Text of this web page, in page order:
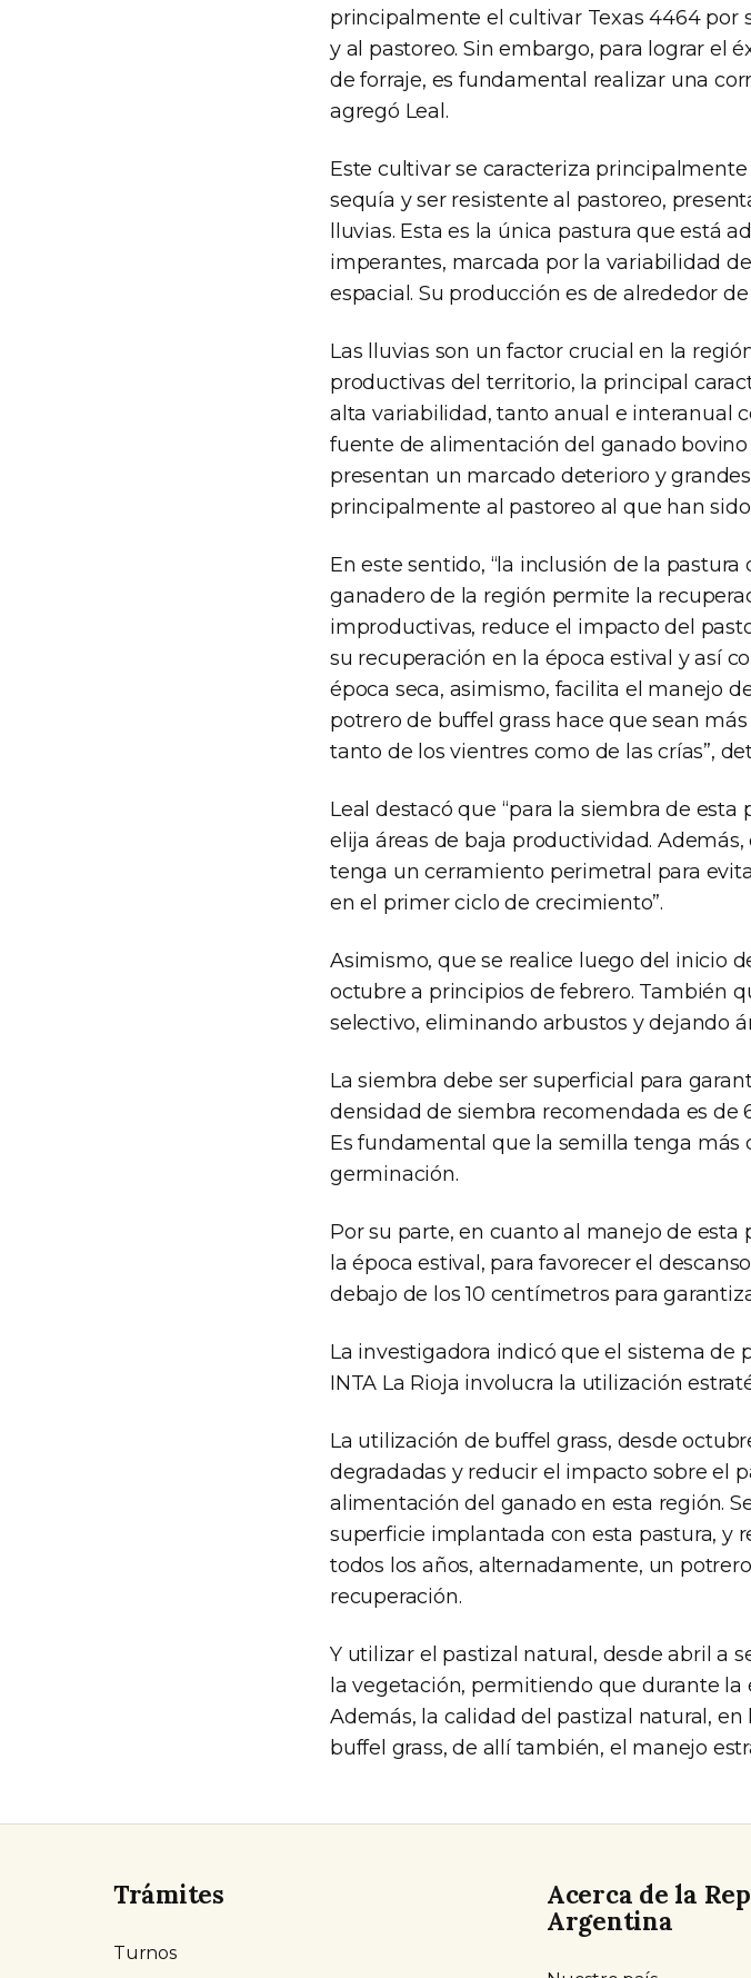
principalmente el cultivar Texas 4464 por
y al pastoreo. Sin embargo, para lograr el
de forraje, es fundamental realizar una
agregó Leal.
Este cultivar se caracteriza
sequía y ser resistente al pastoreo,
lluvias. Esta es la única pastura que está
imperantes, marcada por la variabilidad
espacial. Su producción es de alrededor
Las lluvias son un factor crucial en la
productivas del territorio, la principal
alta variabilidad, tanto anual e interanual
fuente de alimentación del ganado
presentan un marcado deterioro y
principalmente al pastoreo al que han
En este sentido, “la inclusión de la
ganadero de la región permite la
improductivas, reduce el impacto del
su recuperación en la época estival y así
época seca, asimismo, facilita el manejo
potrero de buffel grass hace que sean
tanto de los vientres como de las crías”,
Leal destacó que “para la siembra de
elija áreas de baja productividad.
tenga un cerramiento perimetral para
en el primer ciclo de crecimiento”.
Asimismo, que se realice luego del inicio
octubre a principios de febrero. También
selectivo, eliminando arbustos y dejando
La siembra debe ser superficial para
densidad de siembra recomendada es de
Es fundamental que la semilla tenga más
germinación.
Por su parte, en cuanto al manejo de
la época estival, para favorecer el
debajo de los 10 centímetros para
La investigadora indicó que el sistema de
INTA La Rioja involucra la utilización
La utilización de buffel grass, desde
degradadas y reducir el impacto sobre el
alimentación del ganado en esta región.
superficie implantada con esta pastura, y
todos los años, alternadamente, un
recuperación.
Y utilizar el pastizal natural, desde abril a
la vegetación, permitiendo que durante
Además, la calidad del pastizal natural, en
buffel grass, de allí también, el manejo
Trámites
Turnos
Acerca de la
Argentina